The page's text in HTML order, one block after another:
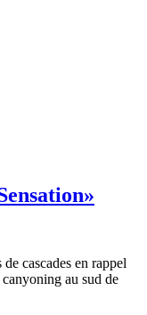
cascades en rappel
au sud de